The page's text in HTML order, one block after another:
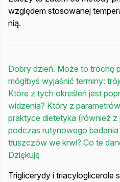
względem stosowanej
nią.
Dobry dzień. Może to trochę
mógłbyś wyjaśnić terminy:
Które z tych określeń jest
widzenia? Który z
praktyce dietetyka (również
podczas rutynowego
tłuszczów we krwi? Co te
Dziękuję
Triglicerydy i triacyloglicerole